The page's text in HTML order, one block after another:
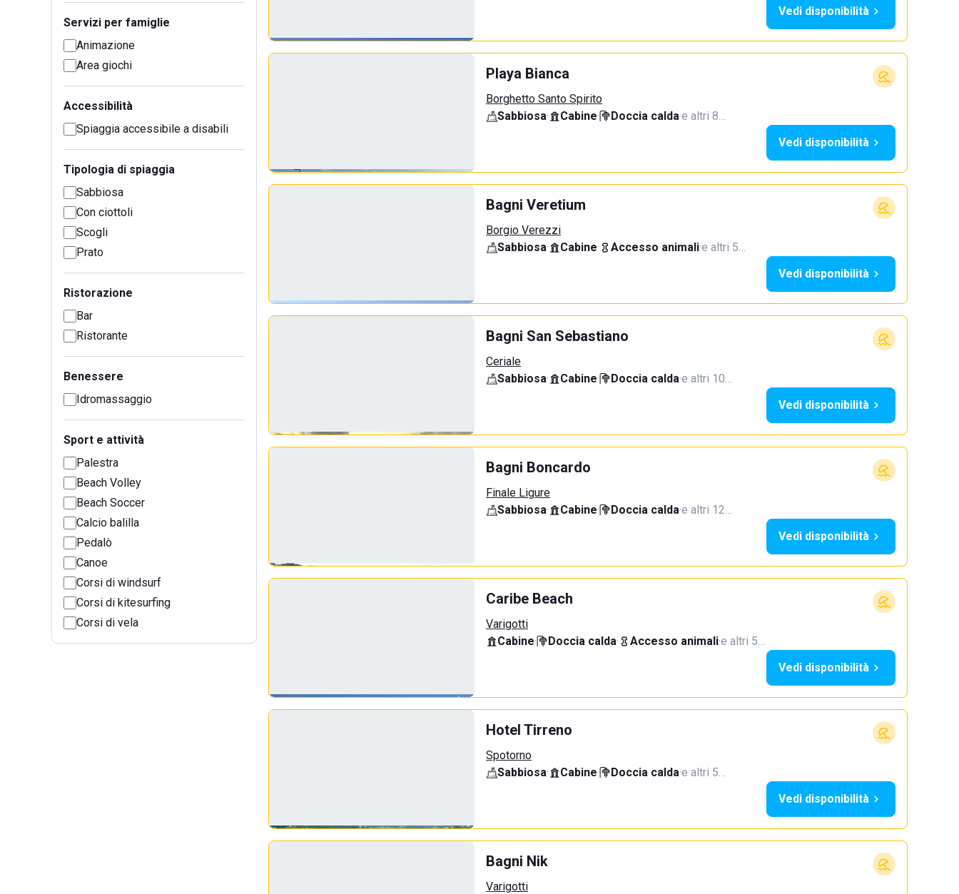
Servizi per famiglie
Animazione
Area giochi
Accessibilità
Spiaggia accessibile a disabili
Tipologia di spiaggia
Sabbiosa
Con ciottoli
Scogli
Prato
Ristorazione
Bar
Ristorante
Benessere
Idromassaggio
Sport e attività
Palestra
Beach Volley
Beach Soccer
Calcio balilla
Pedalò
Canoe
Corsi di windsurf
Corsi di kitesurfing
Corsi di vela
Vedi disponibilità
Playa Bianca
Borghetto Santo Spirito
Sabbiosa· Cabine· Doccia calda·e altri 8…
Vedi disponibilità
Bagni Veretium
Borgio Verezzi
Sabbiosa· Cabine· Accesso animali·e altri 5…
Vedi disponibilità
Bagni San Sebastiano
Ceriale
Sabbiosa· Cabine· Doccia calda·e altri 10…
Vedi disponibilità
Bagni Boncardo
Finale Ligure
Sabbiosa· Cabine· Doccia calda·e altri 12…
Vedi disponibilità
Caribe Beach
Varigotti
Cabine· Doccia calda· Accesso animali·e altri 5…
Vedi disponibilità
Hotel Tirreno
Spotorno
Sabbiosa· Cabine· Doccia calda·e altri 5…
Vedi disponibilità
Bagni Nik
Varigotti